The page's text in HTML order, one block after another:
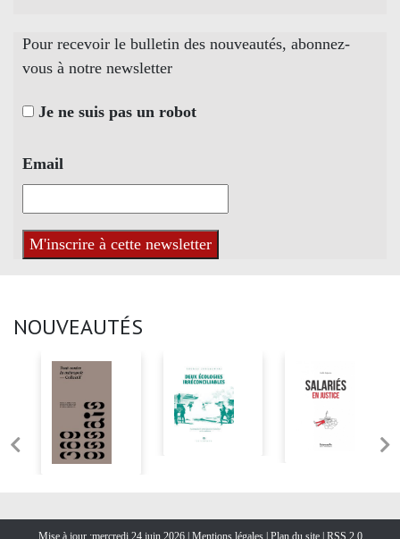
Pour recevoir le bulletin des nouveautés, abonnez-
vous à notre newsletter
Je ne suis pas un robot
Email
NOUVEAUTÉS
Mise à jour :mercredi 24 juin 2026 | Mentions légales Plan du site RSS 2.0